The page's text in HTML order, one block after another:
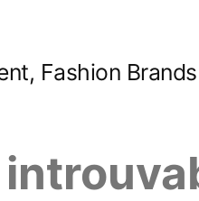
Fashion Brands